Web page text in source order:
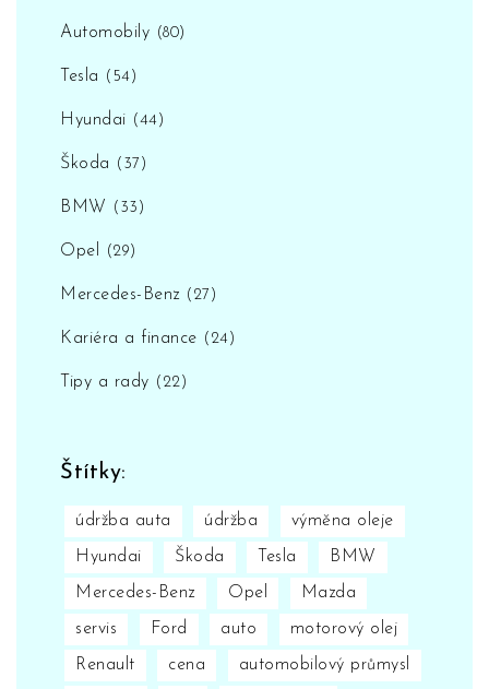
Automobily (80)
Tesla (54)
Hyundai (44)
Škoda (37)
BMW (33)
Opel (29)
Mercedes-Benz (27)
Kariéra a finance (24)
Tipy a rady (22)
Štítky:
údržba auta údržba výměna oleje
Hyundai Škoda Tesla BMW
Mercedes-Benz Opel Mazda
servis Ford auto motorový olej
Renault cena automobilový průmysl